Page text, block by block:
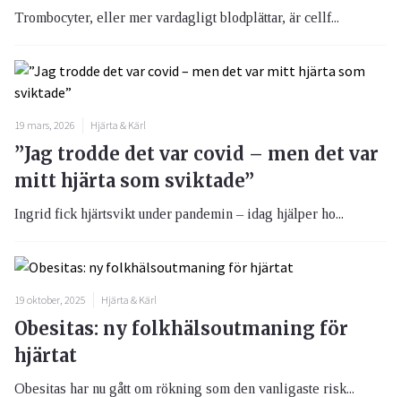
Trombocyter, eller mer vardagligt blodplättar, är cellf...
19 mars, 2026 Hjärta & Kärl
”Jag trodde det var covid – men det var
mitt hjärta som sviktade”
Ingrid fick hjärtsvikt under pandemin – idag hjälper ho...
19 oktober, 2025 Hjärta & Kärl
Obesitas: ny folkhälsoutmaning för
hjärtat
Obesitas har nu gått om rökning som den vanligaste risk...